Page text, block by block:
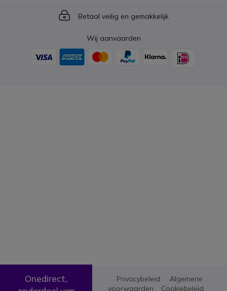
Icon
Betaal veilig en gemakkelijk
Wij aanvaarden
Onedirect,
Privacybeleid
Algemene
voorwaarden
Cookiebeleid